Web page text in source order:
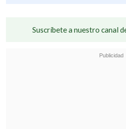
Suscríbete a nuestro canal